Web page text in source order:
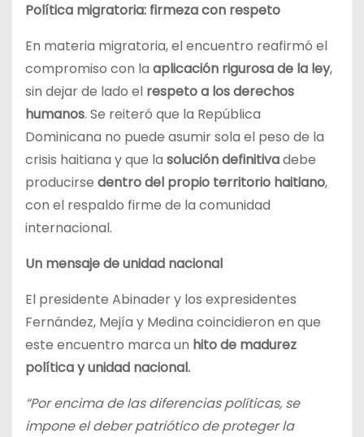
Política migratoria: firmeza con respeto
En materia migratoria, el encuentro reafirmó el
compromiso con la aplicación rigurosa de la ley,
sin dejar de lado el respeto a los derechos
humanos. Se reiteró que la República
Dominicana no puede asumir sola el peso de la
crisis haitiana y que la solución definitivadebe
producirse dentro del propio territorio haitiano,
con el respaldo firme de la comunidad
internacional.
Un mensaje de unidad nacional
El presidente Abinader y los expresidentes
Fernández, Mejía y Medina coincidieron en que
este encuentro marca un hito de madurez
política y unidad nacional.
“Por encima de las diferencias políticas, se
impone el deber patriótico de proteger la